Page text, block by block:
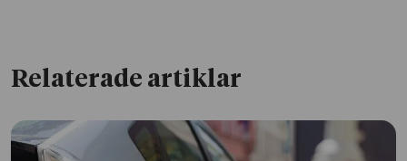
Relaterade artiklar